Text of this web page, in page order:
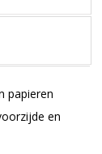
papieren
en